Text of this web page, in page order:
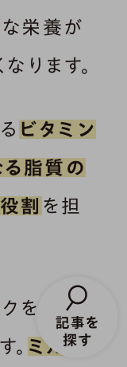
栄養が
ります。
ビタミン
る脂質の
割 を担
を入れる
ミルク